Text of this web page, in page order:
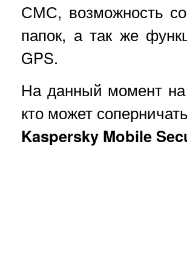
СМС, возможность
папок, а так же
GPS.
На данный момент
кто может
Kaspersky Mobile